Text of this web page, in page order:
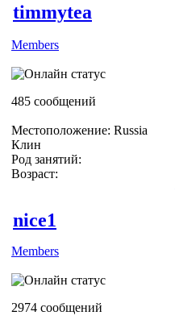
timmytea
Members
485 сообщений
Местоположение: Russia
Клин
Род занятий:
Возраст:
nice1
Members
2974 сообщений